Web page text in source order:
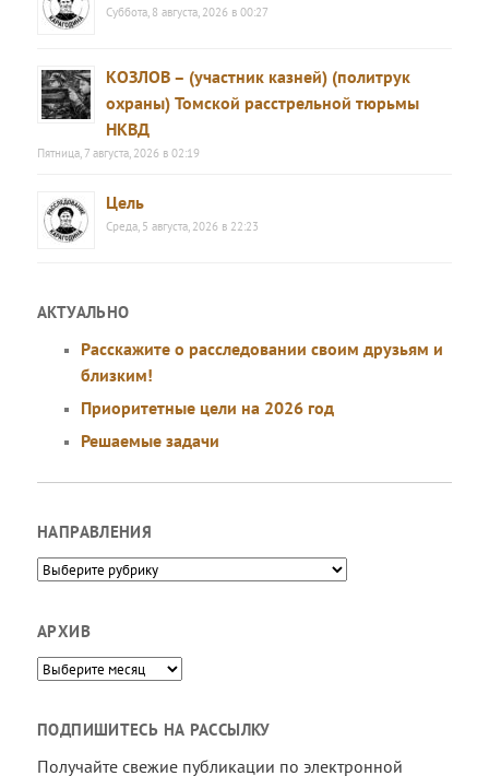
Суббота, 8 августа, 2026 в 00:27
КОЗЛОВ – (участник казней) (политрук
охраны) Томской расстрельной тюрьмы
НКВД
Пятница, 7 августа, 2026 в 02:19
Цель
Среда, 5 августа, 2026 в 22:23
АКТУАЛЬНО
Расскажите о расследовании своим друзьям и
близким!
Приоритетные цели на 2026 год
Решаемые задачи
НАПРАВЛЕНИЯ
Направления
АРХИВ
Архив
ПОДПИШИТЕСЬ НА РАССЫЛКУ
Получайте свежие публикации по электронной